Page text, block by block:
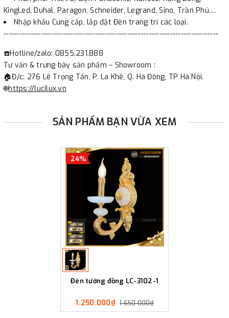
KingLed, Duhal, Paragon, Schneider, Legrand, Sino, Trần Phú,...
Nhập khẩu Cung cấp, lắp đặt Đèn trang trí các loại.
--------------------------------------------------------------------------------
☎️Hotline/zalo: 0855.231.888
Tư vấn & trưng bày sản phẩm – Showroom :
🏠Đ/c: 276 Lê Trọng Tấn, P. La Khê, Q. Hà Đông, TP Hà Nội.
🌐https://lucilux.vn
SẢN PHẨM BẠN VỪA XEM
24%
Đèn tường đồng LC-3102-1
1.250.000₫ 1.650.000₫